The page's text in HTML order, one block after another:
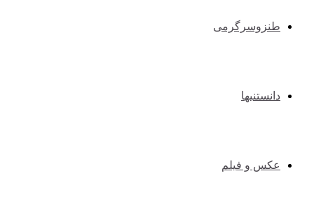
طنزوسرگرمی
دانستنیها
عکس و فیلم